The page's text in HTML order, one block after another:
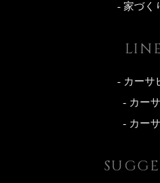
- 家づく
- カーサ
- カー
- カー